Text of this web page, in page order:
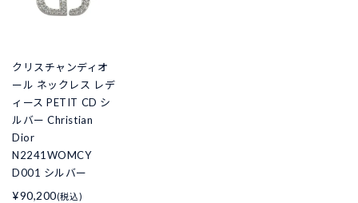
クリスチャンディオ
ール ネックレス レデ
ィース PETIT CD シ
ルバー Christian
Dior
N2241WOMCY
D001 シルバー
¥90,200(税込)